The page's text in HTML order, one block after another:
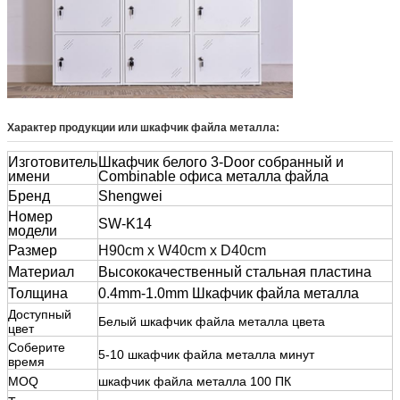
Характер продукции или шкафчик файла металла:
Изготовитель
имени
Шкафчик белого 3-Door собранный и
Combinable офиса металла файла
Бренд
Shengwei
Номер
модели
SW-K14
Размер
H90cm x W40cm x D40cm
Материал
Высококачественный стальная пластина
Толщина
0.4mm-1.0mm Шкафчик файла металла
Доступный
цвет
Белый шкафчик файла металла цвета
Соберите
время
5-10 шкафчик файла металла минут
MOQ
шкафчик файла металла 100 ПК